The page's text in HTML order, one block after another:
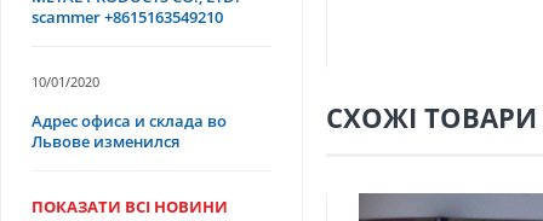
СХОЖІ ТОВАРИ
scammer +8615163549210
10/01/2020
Адрес офиса и склада во
Львове изменился
ПОКАЗАТИ ВСІ НОВИНИ